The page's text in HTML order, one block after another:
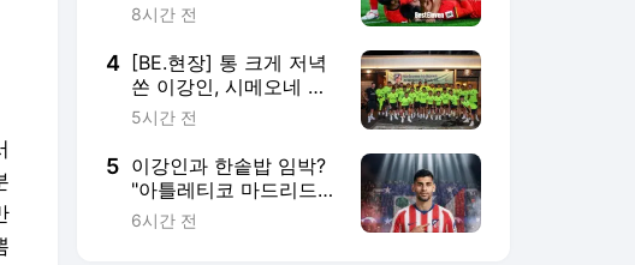
대 FIFA 아세안컵 불참
8시간 전
4 [BE.현장] 통 크게 저녁
쏜 이강인, 시메오네 감
독도 홀딱 반했다 "이강
보여주는 대목"
5시간 전
5 이강인과 한솥밥 임박?
"아틀레티코 마드리드가
모든 카드를 쥐고 있다"
6시간 전